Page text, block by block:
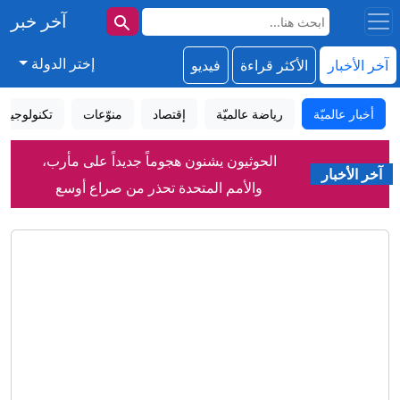
آخر خبر
آخر الأخبار الأكثر قراءة فيديو إختر الدولة
أخبار عالميّة رياضة عالميّة إقتصاد منوّعات تكنولوجيا
آخر الأخبار
الحوثيون يشنون هجوماً جديداً على مأرب،
والأمم المتحدة تحذر من صراع أوسع
زيلينسكي يطالب بمزيد من الضغط بينما